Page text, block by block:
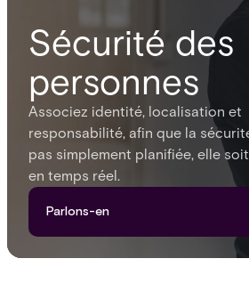
Sécurité des
personnes
Associez identité, localisation et
responsabilité, afin que la
pas simplement planifiée, elle
en temps réel.
Parlons-en